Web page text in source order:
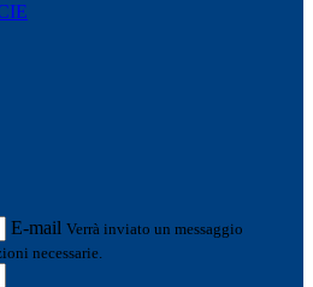
E-mail Verrà inviato un messaggio
necessarie.